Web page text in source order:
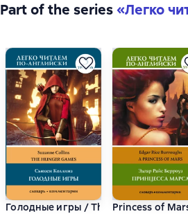
Part of the series«Легко
Голодные игры / The Hunger Games.
Princess of